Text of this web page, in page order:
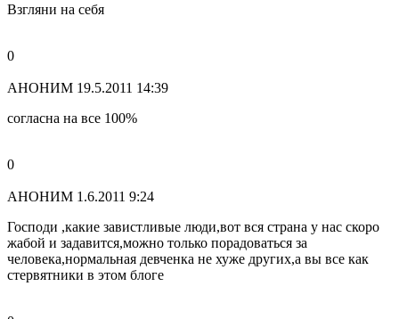
Взгляни на себя
0
АНОНИМ 19.5.2011 14:39
согласна на все 100%
0
АНОНИМ 1.6.2011 9:24
Господи ,какие завистливые люди,вот вся страна у нас скоро
жабой и задавится,можно только порадоваться за
человека,нормальная девченка не хуже других,а вы все как
стервятники в этом блоге